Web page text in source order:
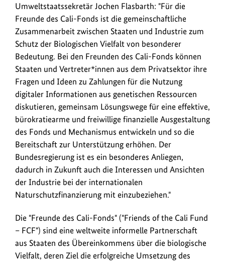
der
biologischen
Vielfalt
auch
aus
privaten
Mitteln
mitfinanziert
werden.
Umweltstaatssekretär Jochen Flasbarth: "Für die
Freunde des Cali-Fonds ist die gemeinschaftliche
Zusammenarbeit zwischen Staaten und Industrie zum
Schutz der Biologischen Vielfalt von besonderer
Bedeutung. Bei den Freunden des Cali-Fonds können
Staaten und Vertreter*innen aus dem Privatsektor ihre
Fragen und Ideen zu Zahlungen für die Nutzung
digitaler Informationen aus genetischen Ressourcen
diskutieren, gemeinsam Lösungswege für eine effektive,
bürokratiearme und freiwillige finanzielle Ausgestaltung
des Fonds und Mechanismus entwickeln und so die
Bereitschaft zur Unterstützung erhöhen. Der
Bundesregierung ist es ein besonderes Anliegen,
dadurch in Zukunft auch die Interessen und Ansichten
der Industrie bei der internationalen
Naturschutzfinanzierung mit einzubeziehen."
Die "Freunde des Cali-Fonds" ("Friends of the Cali Fund
– FCF") sind eine weltweite informelle Partnerschaft
aus Staaten des Übereinkommens über die biologische
Vielfalt, deren Ziel die erfolgreiche Umsetzung des